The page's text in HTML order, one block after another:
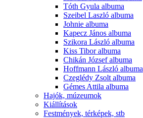
Tóth Gyula albuma
Szeibel Laszló albuma
Johnie albuma
Kapecz János albuma
Szikora László albuma
Kiss Tibor albuma
Chikán József albuma
Hoffmann László albuma
Czeglédy Zsolt albuma
Gémes Attila albuma
Hajók, múzeumok
Kiállítások
Festmények, térképek, stb